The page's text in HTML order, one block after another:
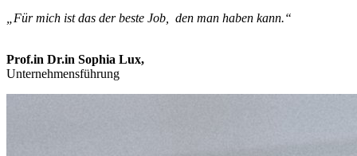
Für mich ist das der beste Job, den man haben kann.
Prof.in Dr.in Sophia Lux,
Unternehmensführung